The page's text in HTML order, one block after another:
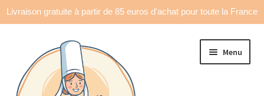
Livraison gratuite à partir de 85 euros d'achat pour toute la France
navigation
contenu
Menu